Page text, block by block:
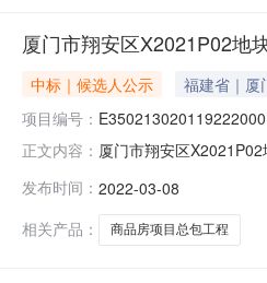
厦门市翔安区X2021P02地
中标｜候选人公示 福建省｜厦
项目编号：
正文内容： 厦门市翔安区
发布时间： 2022-03-08
相关产品：
商品房项目总包工程